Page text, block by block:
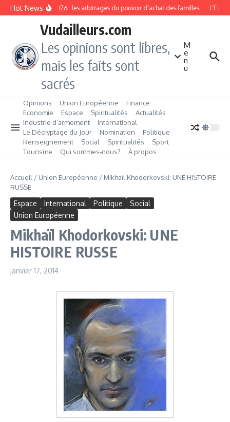
Aller au contenu
Hot NewsRentrée 2026 : les arbitrages du pouvoir d’achat des familles
Vudailleurs.com
Les opinions sont libres,
mais les faits sont
sacrés
M
e
n
u
Opinions Union Européenne
Finance
Economie
Espace Spiritualités
Actualités
Industrie d’armement
International
Le Décryptage du Jour
Nomination
Politique
Renseignement
Social Spiritualités
Sport
Tourisme
Qui sommes‑nous? À propos
Accueil / Union Européenne / Mikhaïl Khodorkovski: UNE HISTOIRE
RUSSE
Espace International Politique
Social
Union Européenne
Mikhaïl Khodorkovski: UNE
HISTOIRE RUSSE
janvier 17, 2014